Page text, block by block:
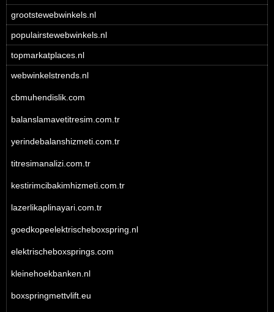
grootstewebwinkels.nl
populairstewebwinkels.nl
topmarkatplaces.nl
webwinkelstrends.nl
cbmuhendislik.com
balanslamavetitresim.com.tr
yerindebalanshizmeti.com.tr
titresimanalizi.com.tr
kestirimcibakimhizmeti.com.tr
lazerlikaplinayari.com.tr
goedkopeelektrischeboxspring.nl
elektrischeboxsprings.com
kleinehoekbanken.nl
boxspringmettvlift.eu